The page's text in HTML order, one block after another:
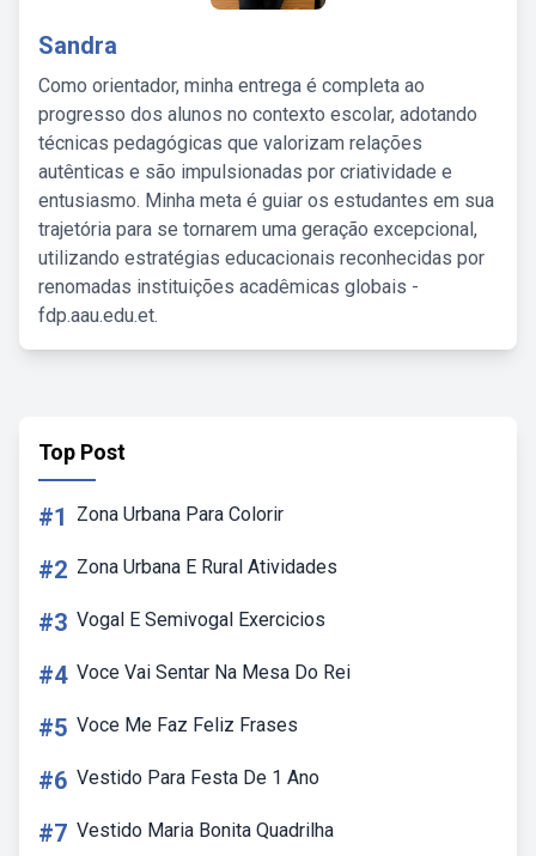
Sandra
Como orientador, minha entrega é completa ao
progresso dos alunos no contexto escolar, adotando
técnicas pedagógicas que valorizam relações
autênticas e são impulsionadas por criatividade e
entusiasmo. Minha meta é guiar os estudantes em sua
trajetória para se tornarem uma geração excepcional,
utilizando estratégias educacionais reconhecidas por
renomadas instituições acadêmicas globais -
fdp.aau.edu.et.
Top Post
#1 Zona Urbana Para Colorir
#2 Zona Urbana E Rural Atividades
#3 Vogal E Semivogal Exercicios
#4 Voce Vai Sentar Na Mesa Do Rei
#5 Voce Me Faz Feliz Frases
#6 Vestido Para Festa De 1 Ano
#7 Vestido Maria Bonita Quadrilha